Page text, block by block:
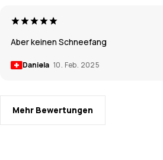
Aber keinen Schneefang
Daniela 10. Feb. 2025
Mehr Bewertungen